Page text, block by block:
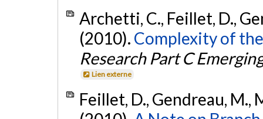
Archetti, C., Feillet, D.,
(2010). Complexity of the
Research Part C
Lien externe
Feillet, D., Gendreau, M.,